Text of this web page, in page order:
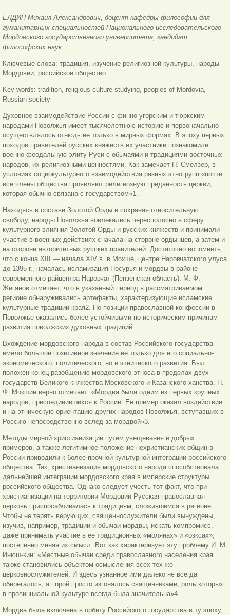
ЕЛДИН Михаил Александрович, доцент кафедры философии для
гуманитарных специальностей Национального исследовательского
Мордовского государственного университета, кандидат
философских наук.
Ключевые слова: традиция, изучение религиозной культуры, народы
Мордовии, российское общество
Key words: tradition, religious culture studying, peoples of Mordovia,
Russian society
Духовное взаимодействие России с финно-угорским и тюркским
народами Поволжья имеет тысячелетнюю историю и первоначально
осуществлялось отнюдь не только в мирных формах. В эпоху первых
походов правителей русских княжеств их участники познакомили
военно-феодальную элиту Руси с обычаями и традициями восточных
народов, их религиозными ценностями. Как замечает Н. Смелзер, в
условиях социокультурного взаимодействия разных этногрупп «почти
все члены общества проявляют религиозную преданность церкви,
которая обычно связана с государством»1.
Находясь в составе Золотой Орды и сохраняя относительную
свободу, народы Поволжья вовлекались чересполосно в сферу
культурного влияния Золотой Орды и русских княжеств и принимали
участие в военных действиях сначала на стороне ордынцев, а затем и
на стороне авторитетных русских правителей. Достаточно вспомнить,
что с конца XIII — начала XIV в. в Мохше, центре Наровчатского улуса
до 1395 г., началась исламизация Посурья и мордвы в районе
современного райцентра Наровчат (Пензенская область). М. Ф.
Жиганов отмечает, что в указанный период в рассматриваемом
регионе обнаруживались артефакты, характеризующие исламские
культурные традиции края2. Но позиции православной конфессии в
Поволжье оказались более устойчивыми по историческим причинам
развития поволжских духовных традиций.
Вхождение мордовского народа в состав Российского государства
имело большое позитивное значение не только для его социально-
экономического, политического, но и этнического развития. Был
положен конец разобщению мордовского этноса в пределах двух
государств Великого княжества Московского и Казанского ханства. Н.
Ф. Мокшин верно отмечает: «Мордва была одним из первых крупных
народов, присоединившихся к России. Ее пример оказал воздействие
и на этническую ориентацию других народов Поволжья, вступавших в
Россию непосредственно вслед за мордвой»3.
Методы мирной христианизации путем увещевания и добрых
примеров, а также легитимное положение нехристианских общин в
России приводили к более прочной культурной интеграции российского
общества. Так, христианизация мордовского народа способствовала
дальнейшей интеграции мордовского края в имперские структуры
российского общества. Однако следует учесть тот факт, что при
христианизации на территории Мордовии Русская православная
церковь приспосабливалась к традициям, сложившимся в регионе.
Чтобы не терять верующих, священнослужители были вынуждены,
изучив, например, традиции и обычаи мордвы, искать компромисс,
даже принимать участие в ее традиционных «молянах» и «озксах»,
постепенно меняя их смысл. Вот как характеризует эту проблему И. М.
Инюш-кин: «Местные обычаи среди православного населения края
также становились объектом осмысления всех тех же
церковнослужителей. И здесь узнанное ими далеко не всегда
оберегалось, а порой просто изгонялось священниками, роль которых
в провинциальной культуре всегда была значительна»4.
Мордва была включена в орбиту Российского государства в ту эпоху,